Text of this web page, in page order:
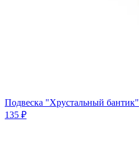
Подвеска "Хрустальный бантик"
135 ₽